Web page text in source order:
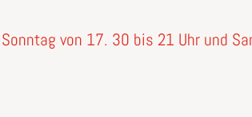
von 17. 30 bis 21 Uhr und